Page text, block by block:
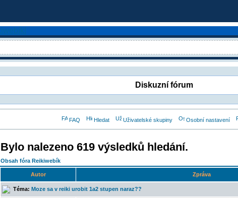
Diskuzní fórum
FAQ Hledat Uživatelské skupiny Osobní nastavení
Bylo nalezeno 619 výsledků hledání.
Obsah fóra Reikiwebík
Autor Zpráva
Téma: Moze sa v reiki urobit 1a2 stupen naraz??